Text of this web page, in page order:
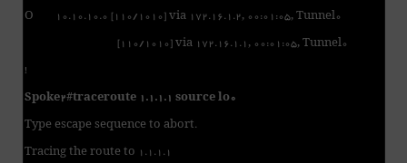
O 10.10.10.0 [110/1010] via 172.16.1.2, 00:01:05, Tunnel0
[110/1010] via 172.16.1.1, 00:01:05, Tunnel0
!
Spoke2#traceroute 1.1.1.1 source lo0
Type escape sequence to abort.
Tracing the route to 1.1.1.1